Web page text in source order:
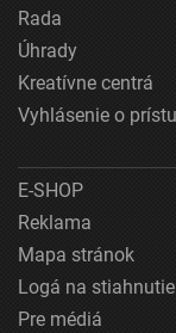
Rada
Úhrady
Kreatívne centrá
Vyhlásenie o
E-SHOP
Reklama
Mapa stránok
Logá na stiahnutie
Pre médiá